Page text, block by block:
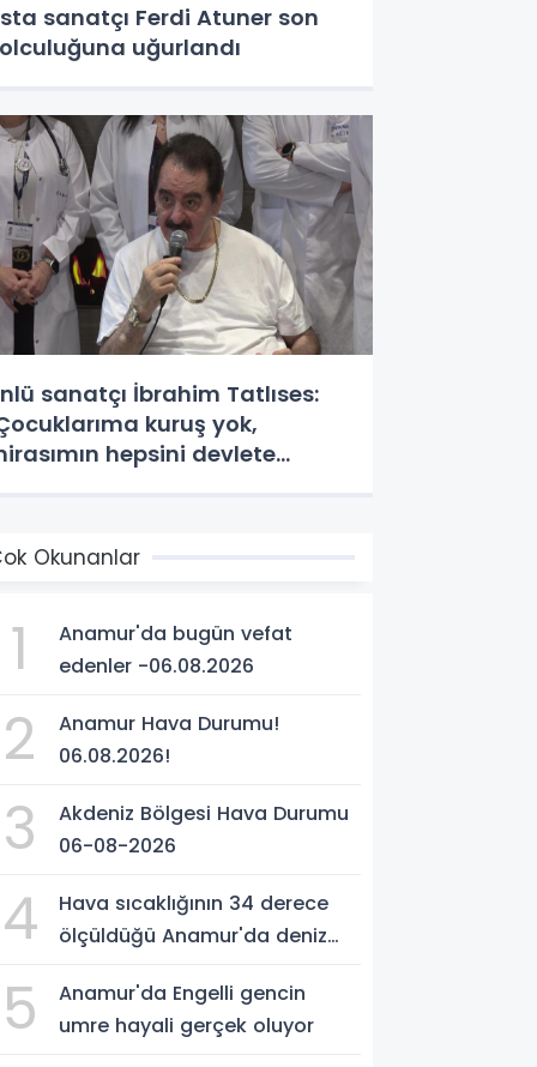
sanatçı Ferdi Atuner son
uğurlandı
sanatçı İbrahim Tatlıses:
kuruş yok,
hepsini devlete
Okunanlar
1
Anamur'da bugün vefat
edenler -06.08.2026
2
Anamur Hava Durumu!
06.08.2026!
3
Akdeniz Bölgesi Hava Durumu
06-08-2026
4
Hava sıcaklığının 34 derece
ölçüldüğü Anamur'da deniz
gördü
5
Anamur'da Engelli gencin
umre hayali gerçek oluyor